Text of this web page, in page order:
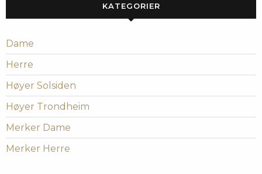
KATEGORIER
Dame
Herre
Høyer Solsiden
Høyer Trondheim
Merker Dame
Merker Herre